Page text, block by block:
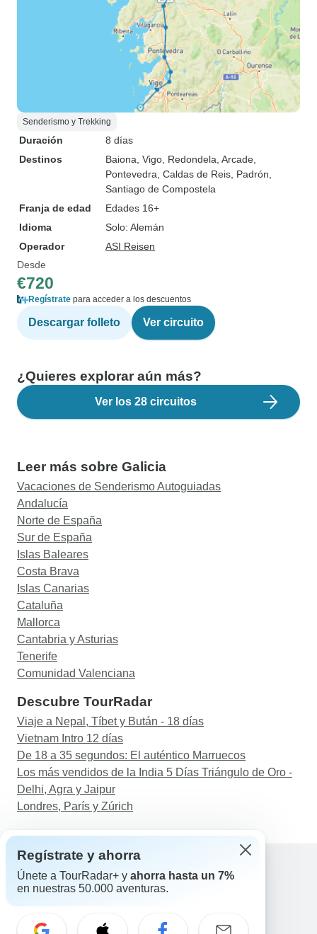
Senderismo y Trekking
Duración
8 días
Destinos
Baiona , Vigo , Redondela , Arcade
Pontevedra , Caldas de Reis , Padrón
Santiago de Compostela
Franja de edad
Edades 16+
Idioma
Solo: Alemán
Operador
ASI Reisen
Desde
€720
Regístrate para acceder a los descuentos
Descargar folleto Ver circuito
¿Quieres explorar aún más?
Ver los 28 circuitos
Leer más sobre Galicia
Vacaciones de Senderismo Autoguiadas
Andalucía
Norte de España
Sur de España
Islas Baleares
Costa Brava
Islas Canarias
Cataluña
Mallorca
Cantabria y Asturias
Tenerife
Comunidad Valenciana
Descubre TourRadar
Viaje a Nepal, Tíbet y Bután - 18 días
Vietnam Intro 12 días
De 18 a 35 segundos: El auténtico Marruecos
Los más vendidos de la India 5 Días Triángulo de Oro -
Delhi, Agra y Jaipur
Londres, París y Zúrich
Ayuda
Regístrate y ahorra
Únete a TourRadar+ y ahorra hasta un 7%
en nuestras 50.000 aventuras.